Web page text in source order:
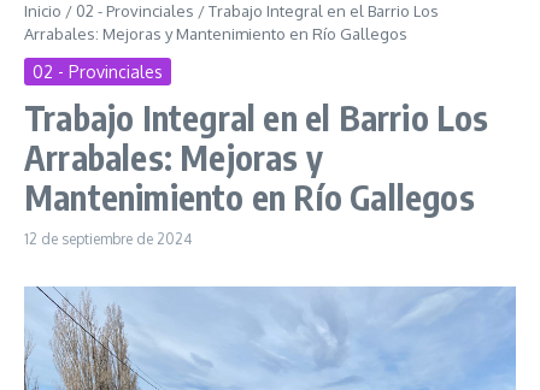
Inicio / 02 - Provinciales /Trabajo Integral en el Barrio Los
Arrabales: Mejoras y Mantenimiento en Río Gallegos
02 - Provinciales
Trabajo Integral en el Barrio Los
Arrabales: Mejoras y
Mantenimiento en Río Gallegos
12 de septiembre de 2024